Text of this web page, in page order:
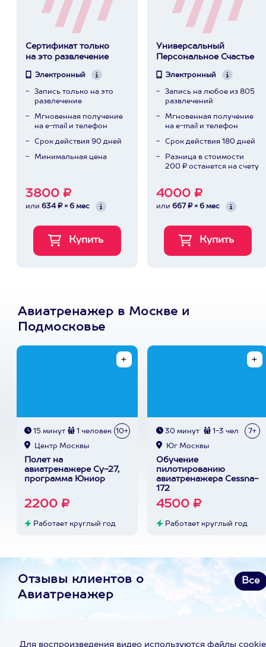
Сертификат только
на это развлечение
Электронный
Запись только на это
развлечение
Мгновенная получение
на e-mail и телефон
Срок действия 90 дней
Минимальная цена
3800 ₽
или 634 ₽ × 6 мес
Универсальный
Персональное Счастье
Электронный
Запись на любое из 805
развлечений
Мгновенная получение
на e-mail и телефон
Срок действия 180 дней
Разница в стоимости
200 ₽ останется на счету
4000 ₽
или 667 ₽ × 6 мес
Авиатренажер в Москве и
Подмосковье
15 минут 1 человек 10+
Центр Москвы
Полет на
авиатренажере Су-27,
программа Юниор
2200 ₽
Работает круглый год
30 минут 1-3 чел 7+
Юг Москвы
Обучение
пилотированию
авиатренажера Cessna-
172
4500 ₽
Работает круглый год
Отзывы клиентов о
Авиатренажер
Все
Для воспроизведения видео используются файлы cookie